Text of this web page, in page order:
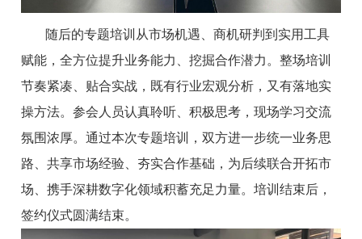
随后的专题培训从市场机遇、商机研判到实用工具
赋能，全方位提升业务能力、挖掘合作潜力。整场培训
节奏紧凑、贴合实战，既有行业宏观分析，又有落地实
操方法。参会人员认真聆听、积极思考，现场学习交流
氛围浓厚。通过本次专题培训，双方进一步统一业务思
路、共享市场经验、夯实合作基础，为后续联合开拓市
场、携手深耕数字化领域积蓄充足力量。培训结束后，
签约仪式圆满结束。